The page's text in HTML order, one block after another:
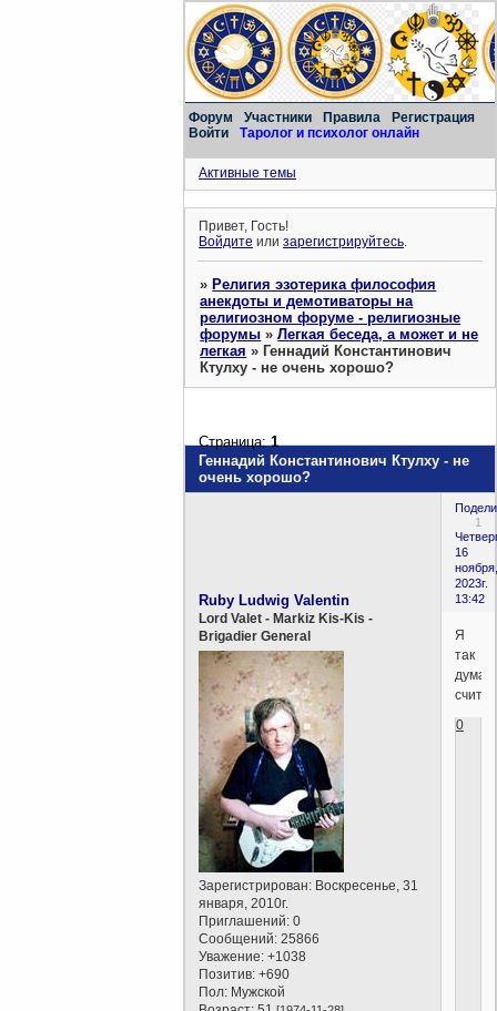
Форум Участники Правила
Регистрация
Войти
Таролог и психолог онлайн
Активные темы
Привет, Гость!
Войдите илизарегистрируйтесь.
»Религия эзотерика философия
анекдоты и демотиваторы на
религиозном форуме - религиозные
форумы »Легкая беседа, а может и не
легкая »Геннадий Константинович
Ктулху - не очень хорошо?
Геннадий Константинович Ктулху - не
очень хорошо?
Страница:1
1
16
ноября,
2023г.
13:42
Ruby Ludwig Valentin
Lord Valet - Markiz Kis-Kis -
Brigadier General
Зарегистрирован: Воскресенье, 31
января, 2010г.
Приглашений: 0
Сообщений: 25866
Уважение: +1038
Позитив: +690
Пол: Мужской
Я
так
0